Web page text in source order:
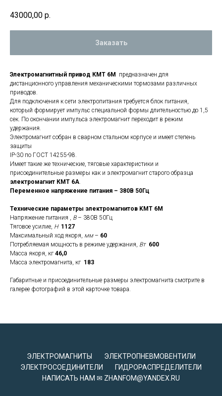
43000,00 р.
Заказать
Электромагнитный привод КМТ 6М
предназначен для
дистанционного управления механическими тормозами различных
приводов.
Для подключения к сети электропитания требуется блок питания,
который формирует импульс специальной формы длительностью до 1,5
сек. По окончании импульса электромагнит переходит в режим
удержания.
Электромагнит собран в сварном стальном корпусе и имеет степень
защиты
IP-30 по ГОСТ 14255-98.
Имеет такие же технические, тяговые характеристики и
присоединительные размеры как и электромагнит старого образца
электромагнит КМТ 6А.
Переменное напряжение питания – 380В 50Гц
Технические параметры электромагнитов KMT 6M
Напряжение питания , В– 380В 50Гц
Тяговое усилие, Н 1127
Максимальный ход якоря, мм– 60
Потребляемая мощность в режиме удержания, Вт 600
Масса якоря, кг 46,0
Масса электромагнита, кг 183
Габаритные и присоединительные размеры электромагнита смотрите в
галерее фотографий в этой карточке товара.
ЭЛЕКТРОМАГНИТЫ
ЭЛЕКТРОПНЕВМОВЕНТИЛИ
ЭЛЕКТРОСОЕДИНИТЕЛИ
ГИДРОРАСПРЕДЕЛИТЕЛИ
НАПИСАТЬ НАМ ✉ ZHANFOM@YANDEX.RU